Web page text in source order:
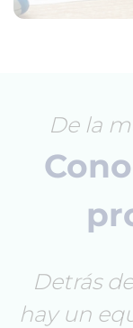
De la
Detrás
hay un